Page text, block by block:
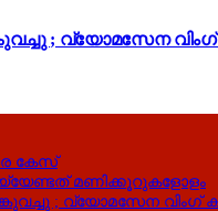
; വ്യോമസേന
കേസ്
മണിക്കൂറുകളോളം
; വ്യോമസേന വിംഗ്